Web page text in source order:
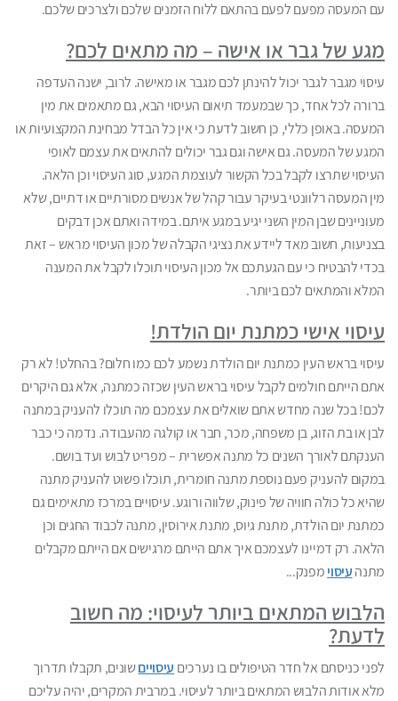
עם המעסה מפעם לפעם בהתאם ללוח הזמנים שלכם ולצרכים שלכם.
מגע של גבר או אישה – מה מתאים לכם?
עיסוי מגבר לגבר יכול להינתן לכם מגבר או מאישה. לרוב, ישנה העדפה
ברורה לכל אחד, כך שבמעמד תיאום העיסוי הבא, גם מתאמים את מין
המעסה. באופן כללי, כן חשוב לדעת כי אין כל הבדל מבחינת המקצועיות או
המגע של המעסה. גם אישה וגם גבר יכולים להתאים את עצמם לאופי
העיסוי שתרצו לקבל בכל הקשור לעוצמת המגע, סוג העיסוי וכן הלאה.
מין המעסה רלוונטי בעיקר עבור קהל של אנשים מסורתיים או דתיים, שלא
מעוניינים שבן המין השני יגיע במגע איתם. במידה ואתם אכן דבקים
בצניעות, חשוב מאד ליידע את נציגי הקבלה של מכון העיסוי מראש – זאת
בכדי להבטיח כי עם הגעתכם אל מכון העיסוי תוכלו לקבל את המענה
המלא והמתאים לכם ביותר.
עיסוי אישי כמתנת יום הולדת!
עיסוי בראש העין כמתנת יום הולדת נשמע לכם כמו חלום? בהחלט! לא רק
אתם הייתם חולמים לקבל עיסוי בראש העין שכזה כמתנה, אלא גם היקרים
לכם! בכל שנה מחדש אתם שואלים את עצמכם מה תוכלו להעניק במתנה
לבן או בת הזוג, בן משפחה, מכר, חבר או קולגה מהעבודה. נדמה כי כבר
הענקתם לאורך השנים כל מתנה אפשרית – מפריט לבוש ועד בושם.
במקום להעניק פעם נוספת מתנה חומרית, תוכלו פשוט להעניק מתנה
שהיא כל כולה חוויה של פינוק, שלווה ורוגע. עיסויים במרכז מתאימים גם
כמתנת יום הולדת, מתנת גיוס, מתנת אירוסין, מתנה לכבוד החגים וכן
הלאה. רק דמיינו לעצמכם איך אתם הייתם מרגישים אם הייתם מקבלים
מתנה עיסוי מפנק...
הלבוש המתאים ביותר לעיסוי: מה חשוב
לדעת?
לפני כניסתם אל חדר הטיפולים בו נערכים עיסוייםשונים, תקבלו תדרוך
מלא אודות הלבוש המתאים ביותר לעיסוי. במרבית המקרים, יהיה עליכם